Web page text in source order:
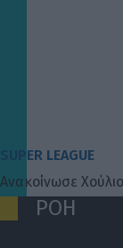
SUPER LEAGUE
Ανακοίνωσε
ΡΟΗ